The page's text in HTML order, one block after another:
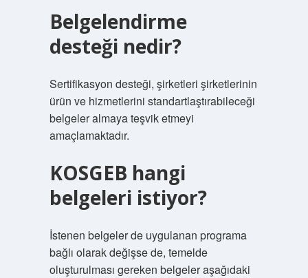
Belgelendirme
desteği nedir?
Sertifikasyon desteği, şirketleri şirketlerinin
ürün ve hizmetlerini standartlaştırabileceği
belgeler almaya teşvik etmeyi
amaçlamaktadır.
KOSGEB hangi
belgeleri istiyor?
İstenen belgeler de uygulanan programa
bağlı olarak değişse de, temelde
oluşturulması gereken belgeler aşağıdaki